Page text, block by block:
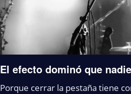
El efecto dominó que
Porque cerrar la pestaña tiene